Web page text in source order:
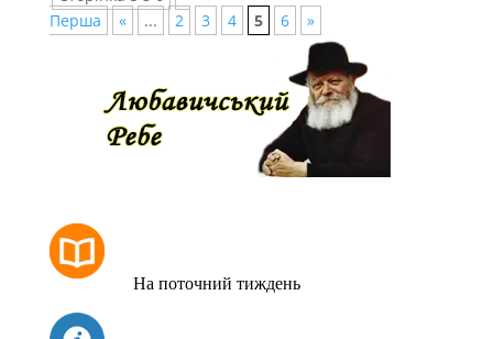
Перша
« ... 2 3 4 5 6 »
На поточний тиждень